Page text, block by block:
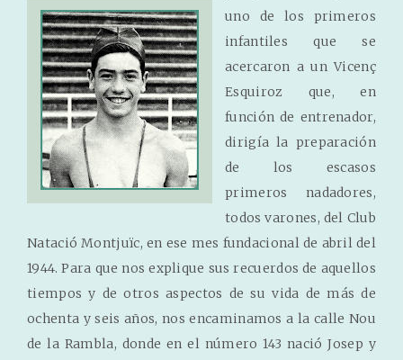
uno de los primeros
infantiles que se
acercaron a un Vicenç
Esquiroz que, en
función de entrenador,
dirigía la preparación
de los escasos
primeros nadadores,
todos varones, del Club
Natació Montjuïc, en ese mes fundacional de abril del
1944. Para que nos explique sus recuerdos de aquellos
tiempos y de otros aspectos de su vida de más de
ochenta y seis años, nos encaminamos a la calle Nou
de la Rambla, donde en el número 143 nació Josep y